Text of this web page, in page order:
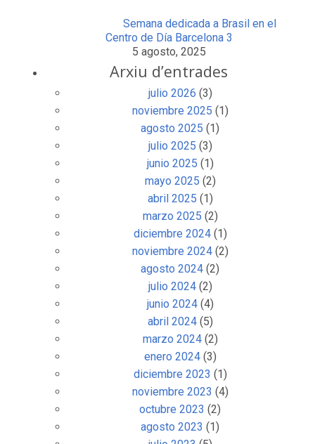
Semana dedicada a Brasil en el
Centro de Día Barcelona 3
5 agosto, 2025
Arxiu d’entrades
julio 2026 (3)
noviembre 2025 (1)
agosto 2025 (1)
julio 2025 (3)
junio 2025 (1)
mayo 2025 (2)
abril 2025 (1)
marzo 2025 (2)
diciembre 2024(1)
noviembre 2024(2)
agosto 2024 (2)
julio 2024(2)
junio 2024(4)
abril 2024(5)
marzo 2024(2)
enero 2024(3)
diciembre 2023 (1)
noviembre 2023 (4)
octubre 2023 (2)
agosto 2023 (1)